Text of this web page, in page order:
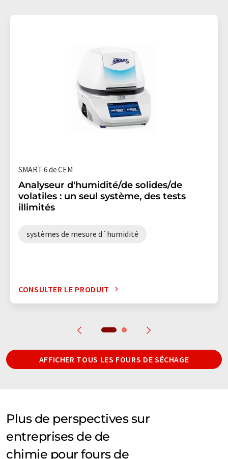
SMART 6 de CEM
Analyseur d'humidité/de solides/de
volatiles : un seul système, des tests
illimités
systèmes de mesure d´humidité
CONSULTER LE PRODUIT
AFFICHER TOUS LES FOURS DE SÉCHAGE
Plus de perspectives sur
entreprises de de
chimie pour fours de